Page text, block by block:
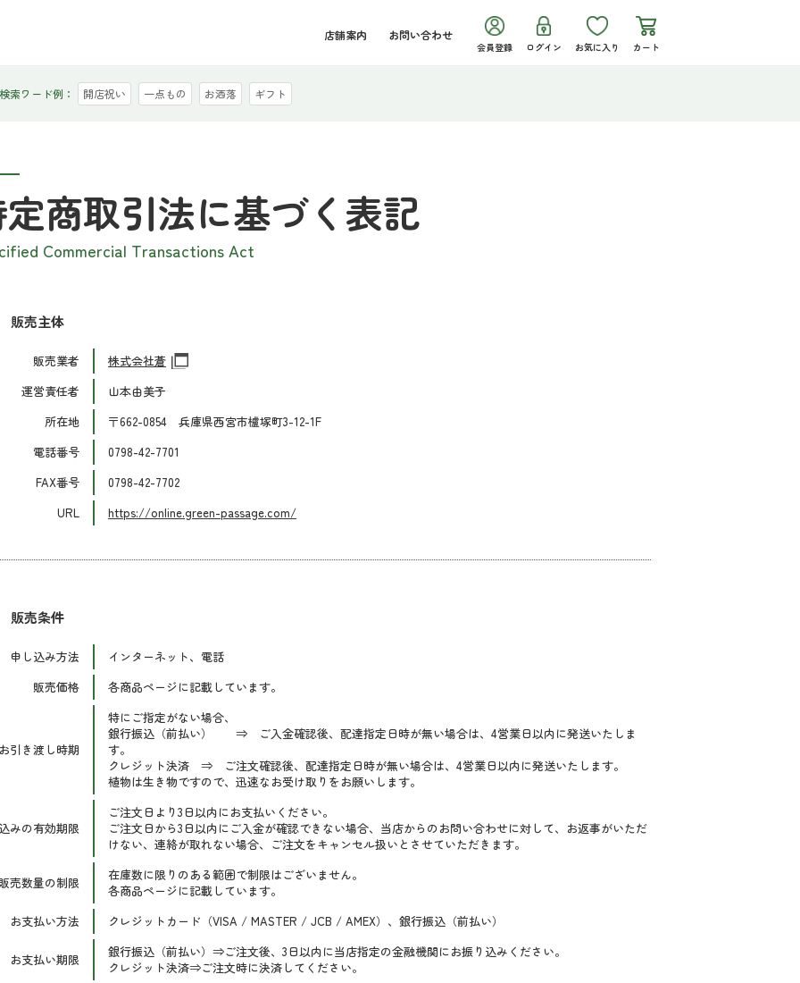
店舗案内 お問い合わせ
会員登録 ログイン お気に入り カート
検索ワード例： 開店祝い 一点もの お洒落 ギフト
商取引法に基づく表記
Commercial Transactions Act
販売主体
販売業者
株式会社蒼
運営責任者
山本由美子
所在地
〒662-0854 兵庫県西宮市櫨塚町3-12-1F
電話番号
0798-42-7701
FAX番号
0798-42-7702
URL
https://online.green-passage.com/
販売条件
申し込み方法
インターネット、電話
販売価格
各商品ページに記載しています。
引き渡し時期
特にご指定がない場合、
銀行振込（前払い） ⇒ ご入金確認後、配達指定日時が無い場合は、4営業日以内に発送いたしま
す。
クレジット決済 ⇒ ご注文確認後、配達指定日時が無い場合は、4営業日以内に発送いたします。
植物は生き物ですので、迅速なお受け取りをお願いします。
みの有効期限
ご注文日より3日以内にお支払いください。
ご注文日から3日以内にご入金が確認できない場合、当店からのお問い合わせに対して、お返事がいただ
けない、連絡が取れない場合、ご注文をキャンセル扱いとさせていただきます。
売数量の制限
在庫数に限りのある範囲で制限はございません。
各商品ページに記載しています。
お支払い方法
クレジットカード（VISA / MASTER / JCB / AMEX）、銀行振込（前払い）
お支払い期限
銀行振込（前払い）⇒ご注文後、3日以内に当店指定の金融機関にお振り込みください。
クレジット決済⇒ご注文時に決済してください。